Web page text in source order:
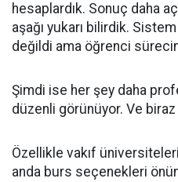
hesaplardık. Sonuç daha
aşağı yukarı bilirdik.
değildi ama öğrenci
Şimdi ise her şey daha
düzenli görünüyor. Ve
Özellikle vakıf
anda burs seçenekleri